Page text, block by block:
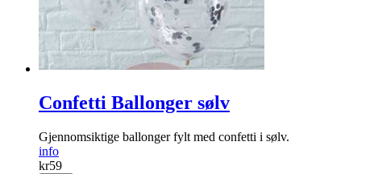
Confetti Ballonger sølv
Gjennomsiktige ballonger fylt med confetti i sølv.
info
kr59